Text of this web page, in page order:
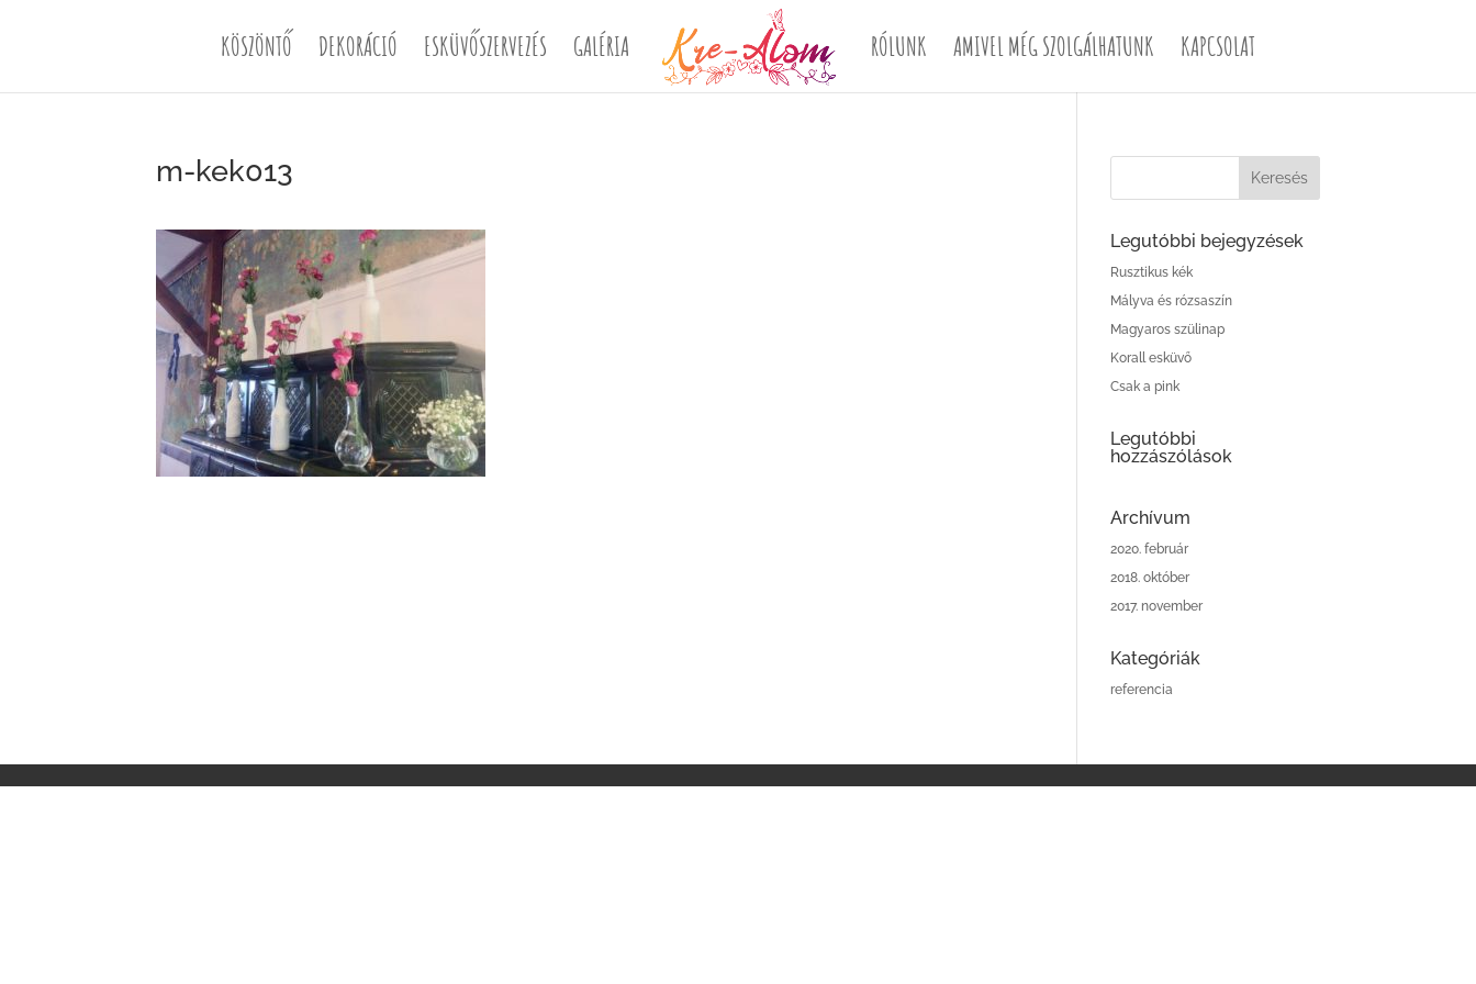
KÖSZÖNTŐ DEKORÁCIÓ ESKÜVŐSZERVEZÉS GALÉRIA RÓLUNK AMIVEL MÉG SZOLGÁLHATUNK KAPCSOLAT
m-kek013
Legutóbbi bejegyzések
Rusztikus kék
Mályva és rózsaszín
Magyaros szülinap
Korall esküvő
Csak a pink
Legutóbbi
hozzászólások
Archívum
2020. február
2018. október
2017. november
Kategóriák
referencia